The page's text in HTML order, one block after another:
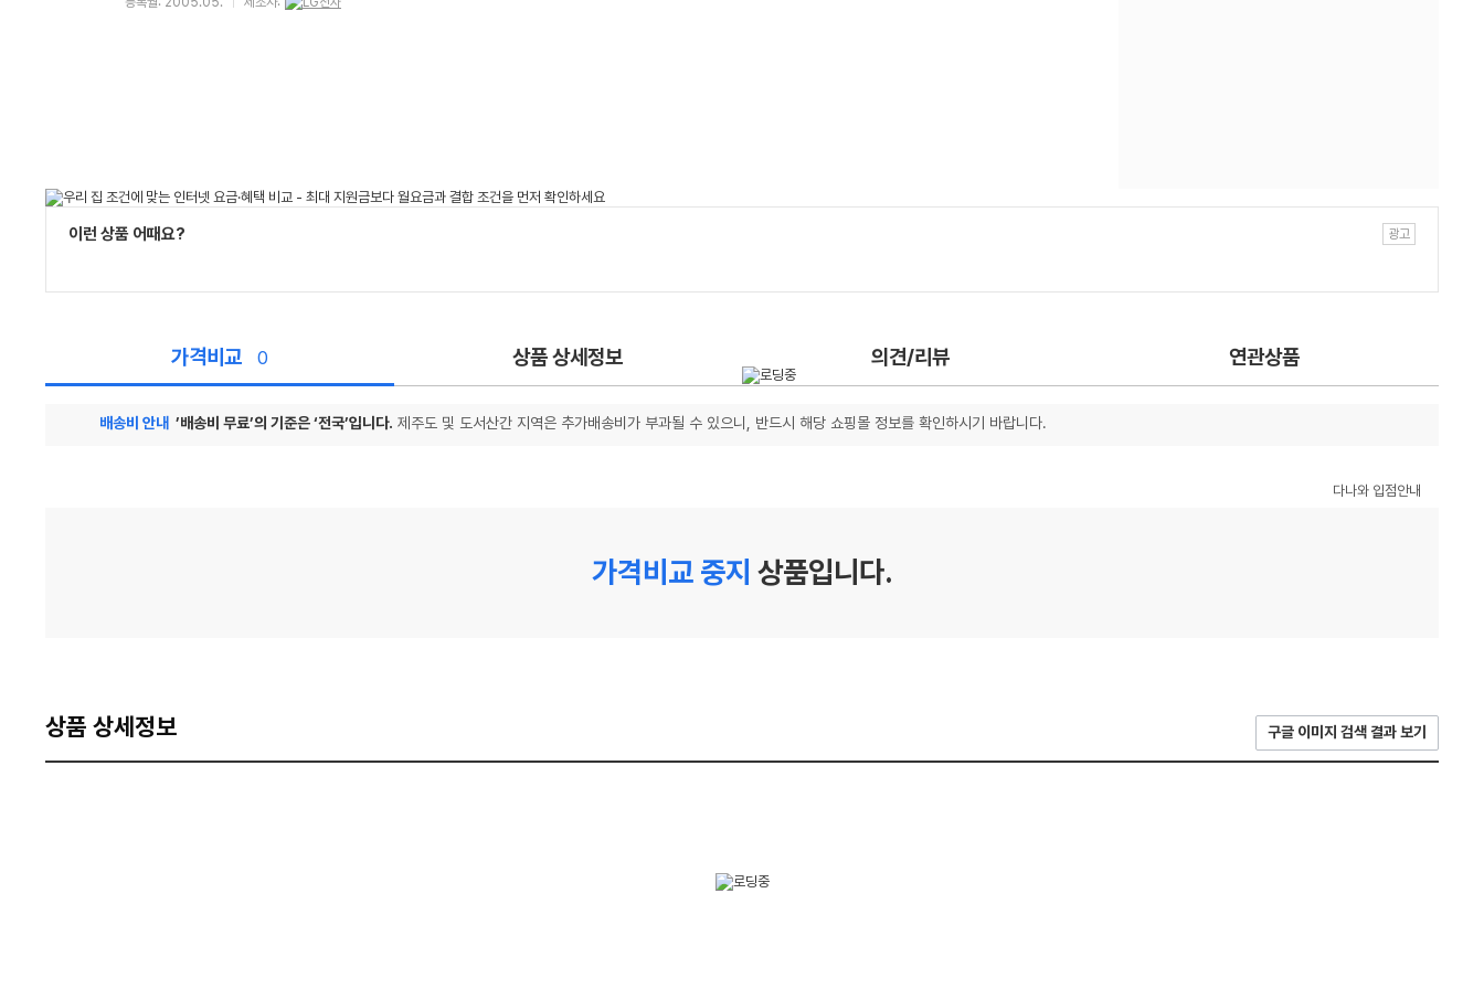
이런 상품 어때요?
가격비교 0 상품 상세정보 의견/리뷰 연관상품
배송비 안내 ’배송비 무료’의 기준은 ‘전국’입니다. 제주도 및 도서산간 지역은 추가배송비가 부과될 수 있으니, 반드시 해당 쇼핑몰 정보를 확인하시기 바랍니다.
다나와 입점안내
가격비교 중지 상품입니다.
상품 상세정보 구글 이미지 검색 결과 보기